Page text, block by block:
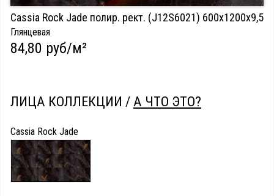
Cassia Rock Jade полир. рект. (J12S6021) 600х1200х9,5
Глянцевая
84,80 руб/м²
ЛИЦА КОЛЛЕКЦИИ / А ЧТО ЭТО?
Cassia Rock Jade